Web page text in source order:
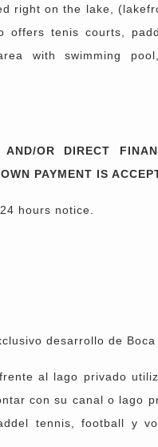
right on the lake,
offers tenis courts,
with swimming
AND/OR DIRECT
PAYMENT IS
hours notice.
desarrollo de Boca
al lago privado
con su canal o lago
tennis, football y